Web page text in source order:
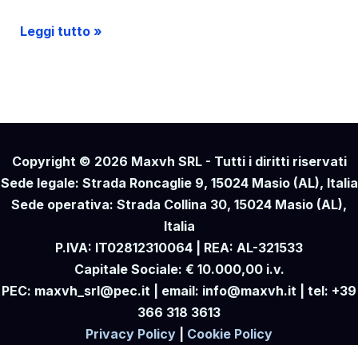
Illuminazione
Colle
Leggi tutto »
Copyright © 2026 Maxvh SRL - Tutti i diritti riservati
Sede legale: Strada Roncaglie 9, 15024 Masio (AL), Italia
Sede operativa: Strada Collina 30, 15024 Masio (AL),
Italia
P.IVA: IT02812310064 | REA: AL-321533
Capitale Sociale: € 10.000,00 i.v.
PEC: maxvh_srl@pec.it | email: info@maxvh.it | tel: +39
366 318 3613
Privacy Policy
Cookie Policy